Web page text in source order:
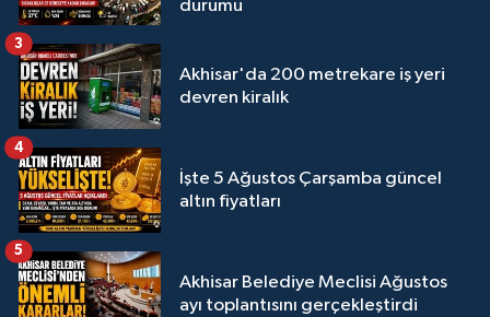
durumu
Akhisar'da 200 metrekare iş yeri
devren kiralık
3
İşte 5 Ağustos Çarşamba güncel
altın fiyatları
4
Akhisar Belediye Meclisi Ağustos
ayı toplantısını gerçekleştirdi
5